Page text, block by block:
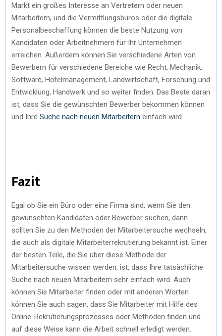
Markt ein großes Interesse an Vertretern oder neuen
Mitarbeitern, und die Vermittlungsbüros oder die digitale
Personalbeschaffung können die beste Nutzung von
Kandidaten oder Arbeitnehmern für Ihr Unternehmen
erreichen. Außerdem können Sie verschiedene Arten von
Bewerbern für verschiedene Bereiche wie Recht, Mechanik,
Software, Hotelmanagement, Landwirtschaft, Forschung und
Entwicklung, Handwerk und so weiter finden. Das Beste daran
ist, dass Sie die gewünschten Bewerber bekommen können
und Ihre Suche nach neuen Mitarbeitern einfach wird.
Fazit
Egal ob Sie ein Büro oder eine Firma sind, wenn Sie den
gewünschten Kandidaten oder Bewerber suchen, dann
sollten Sie zu den Methoden der Mitarbeitersuche wechseln,
die auch als digitale Mitarbeiterrekrutierung bekannt ist. Einer
der besten Teile, die Sie über diese Methode der
Mitarbeitersuche wissen werden, ist, dass Ihre tatsächliche
Suche nach neuen Mitarbeitern sehr einfach wird. Auch
können Sie Mitarbeiter finden oder mit anderen Worten
können Sie auch sagen, dass Sie Mitarbeiter mit Hilfe des
Online-Rekrutierungsprozesses oder Methoden finden und
auf diese Weise kann die Arbeit schnell erledigt werden.